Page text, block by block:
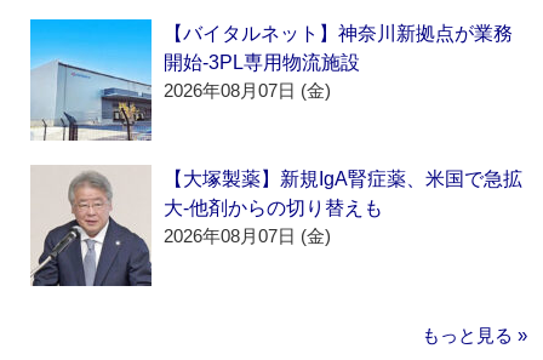
【バイタルネット】神奈川新拠点が業務
開始‐3PL専用物流施設
2026年08月07日 (金)
【大塚製薬】新規IgA腎症薬、米国で急拡
大‐他剤からの切り替えも
2026年08月07日 (金)
もっと見る »